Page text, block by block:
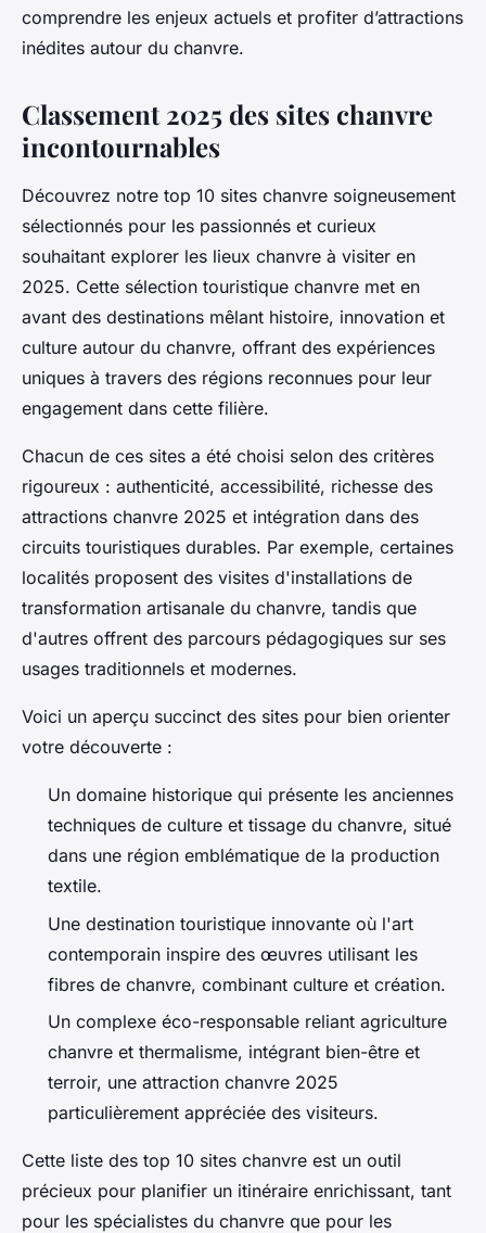
comprendre les enjeux actuels et profiter d’attractions
inédites autour du chanvre.
Classement 2025 des sites chanvre
incontournables
Découvrez notre top 10 sites chanvre soigneusement
sélectionnés pour les passionnés et curieux
souhaitant explorer les lieux chanvre à visiter en
2025. Cette sélection touristique chanvre met en
avant des destinations mêlant histoire, innovation et
culture autour du chanvre, offrant des expériences
uniques à travers des régions reconnues pour leur
engagement dans cette filière.
Chacun de ces sites a été choisi selon des critères
rigoureux : authenticité, accessibilité, richesse des
attractions chanvre 2025 et intégration dans des
circuits touristiques durables. Par exemple, certaines
localités proposent des visites d'installations de
transformation artisanale du chanvre, tandis que
d'autres offrent des parcours pédagogiques sur ses
usages traditionnels et modernes.
Voici un aperçu succinct des sites pour bien orienter
votre découverte :
Un domaine historique qui présente les anciennes
techniques de culture et tissage du chanvre, situé
dans une région emblématique de la production
textile.
Une destination touristique innovante où l'art
contemporain inspire des œuvres utilisant les
fibres de chanvre, combinant culture et création.
Un complexe éco-responsable reliant agriculture
chanvre et thermalisme, intégrant bien-être et
terroir, une attraction chanvre 2025
particulièrement appréciée des visiteurs.
Cette liste des top 10 sites chanvre est un outil
précieux pour planifier un itinéraire enrichissant, tant
pour les spécialistes du chanvre que pour les